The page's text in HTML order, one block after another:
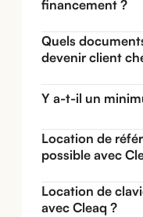
financement ?
Quels
devenir client
Y a-t-il un
Location de
possible avec
Location de
avec Cleaq ?